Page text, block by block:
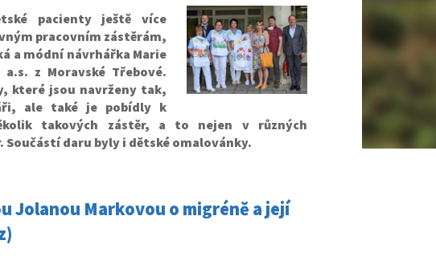
pacienty ještě více
pracovním zástěrám,
a módní návrhářka Marie
z Moravské Třebové.
které jsou navrženy tak,
ale také je pobídly k
takových zástěr, a to nejen v různých
daru byly i dětské omalovánky.
Jolanou Markovou o migréně a její